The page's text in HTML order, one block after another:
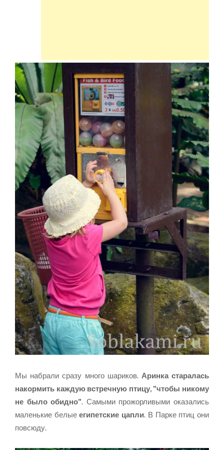
Мы набрали сразу много шариков. Аринка старалась
накормить каждую встречную птицу, "чтобы никому
не было обидно". Самыми прожорливыми оказались
маленькие белыеегипетские цапли. В Парке птиц они
повсюду.